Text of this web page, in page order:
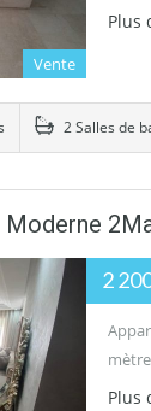
Vente
Plus
2 Salles de
2
Plus